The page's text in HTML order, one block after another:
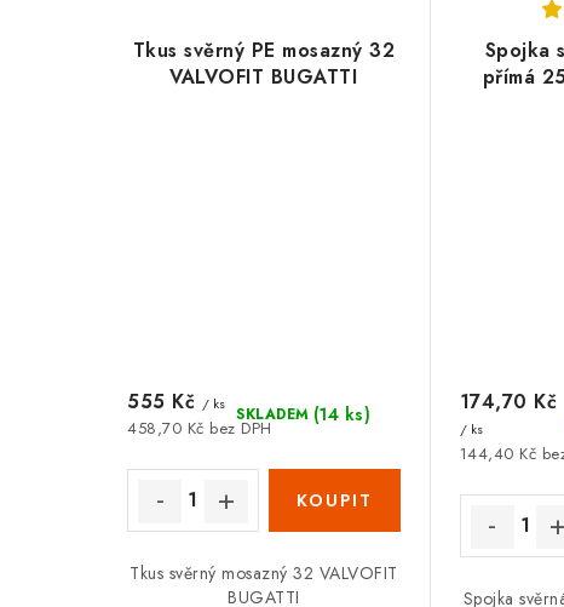
Tkus svěrný PE mosazný 32
VALVOFIT BUGATTI
SKLADEM (14 ks)
458,70 Kč bez DPH
555 Kč / ks
Tkus svěrný mosazný 32 VALVOFIT
BUGATTI
Spojka
přímá
144,40 Kč
174,70 Kč
/ ks
Spojka